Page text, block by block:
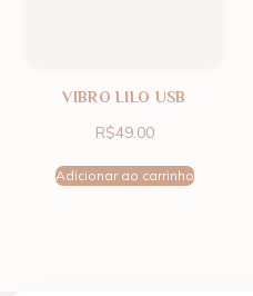
VIBRO LILO USB
R$49.00
Adicionar ao carrinho